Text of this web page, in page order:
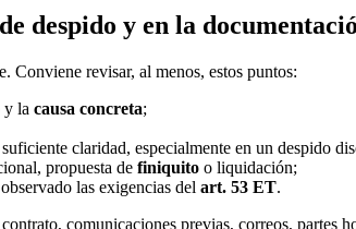
despido y en la
Conviene revisar, al menos, estos puntos:
y la causa concreta;
claridad, especialmente en un despido
propuesta de finiquito o liquidación;
las exigencias del art. 53 ET.
comunicaciones previas, correos, partes